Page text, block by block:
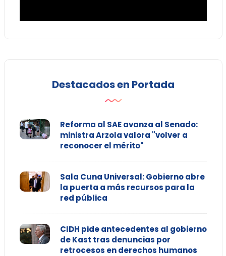
Destacados en Portada
Reforma al SAE avanza al Senado:
ministra Arzola valora "volver a
reconocer el mérito"
Sala Cuna Universal: Gobierno abre
la puerta a más recursos para la
red pública
CIDH pide antecedentes al gobierno
de Kast tras denuncias por
retrocesos en derechos humanos